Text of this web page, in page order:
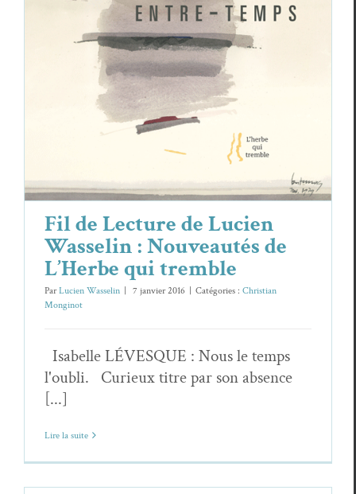
Nouveautés de L’Herbe qui tremble
Christian Monginot
Fil de Lecture de Lucien
Wasselin : Nouveautés de
L’Herbe qui tremble
ParLucien Wasselin | 7 janvier 2016 | Catégories : Christian
Monginot
Isabelle LÉVESQUE : Nous le temps
l'oubli. Curieux titre par son absence
[...]
Lire la suite